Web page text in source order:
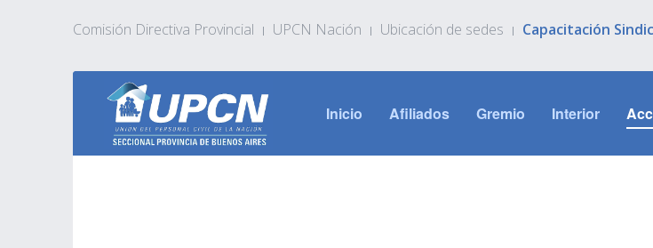
Comisión Directiva Provincial UPCN Nación Ubicación de sedes Capacitación
Inicio Afiliados Gremio Interior